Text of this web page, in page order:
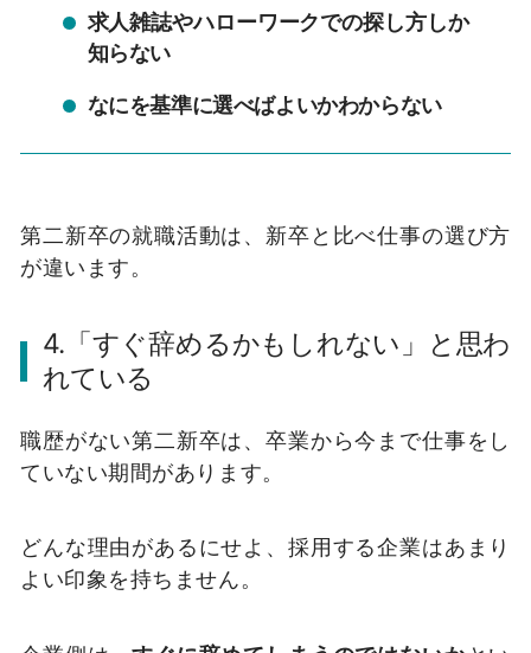
求人雑誌やハローワークでの探し方しか
知らない
なにを基準に選べばよいかわからない
第二新卒の就職活動は、新卒と比べ仕事の選び方
が違います。
4.「すぐ辞めるかもしれない」と思わ
れている
職歴がない第二新卒は、卒業から今まで仕事をし
ていない期間があります。
どんな理由があるにせよ、採用する企業はあまり
よい印象を持ちません。